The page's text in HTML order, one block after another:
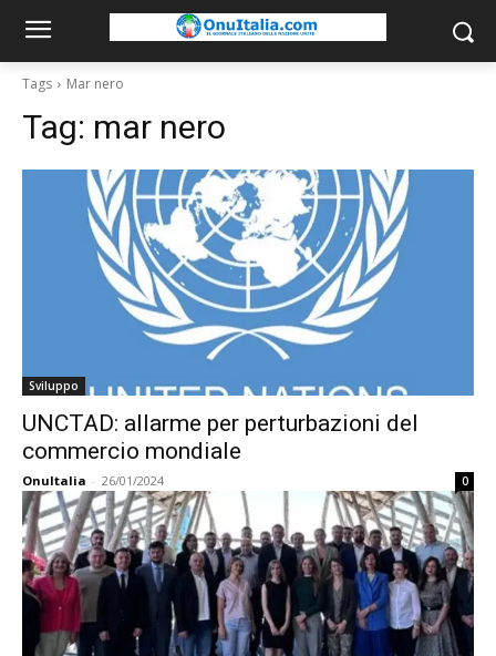
Tags Mar nero
Tag: mar nero
Sviluppo
UNCTAD: allarme per perturbazioni del
commercio mondiale
OnuItalia - 26/01/2024 0